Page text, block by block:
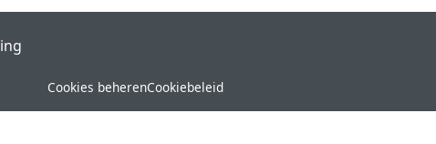
Cookies beherenCookiebeleid